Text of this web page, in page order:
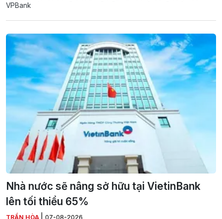
VPBank
Nhà nước sẽ nâng sở hữu tại VietinBank
lên tối thiểu 65%
TRẦN HÒA 07-08-2026